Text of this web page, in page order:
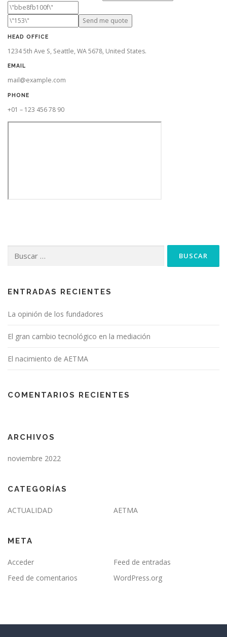
Send me quote
HEAD OFFICE
1234 5th Ave S, Seattle, WA 5678, United States.
EMAIL
mail@example.com
PHONE
+01 – 123 456 78 90
ENTRADAS RECIENTES
La opinión de los fundadores
El gran cambio tecnológico en la mediación
El nacimiento de AETMA
COMENTARIOS RECIENTES
ARCHIVOS
noviembre 2022
CATEGORÍAS
ACTUALIDAD AETMA
META
Acceder
Feed de entradas
Feed de comentarios
WordPress.org